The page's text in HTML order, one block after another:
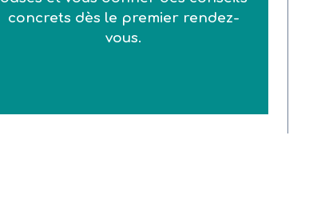
concrets dès le premier rendez-
vous.